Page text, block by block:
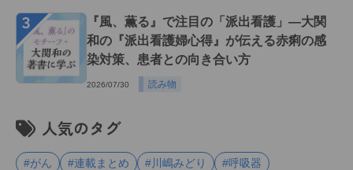
３
『風、薫る』で注目の「派出看護」―大関
和の『派出看護婦心得』が伝える赤痢の感
染対策、患者との向き合い方
2026/07/30 読み物
人気のタグ
#がん #連載まとめ #川嶋みどり
#呼吸器